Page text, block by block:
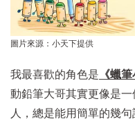
圖片來源：小天下提供
我最喜歡的角色是 《蠟筆
動鉛筆大哥其實更像是
人，總是能用簡單的幾